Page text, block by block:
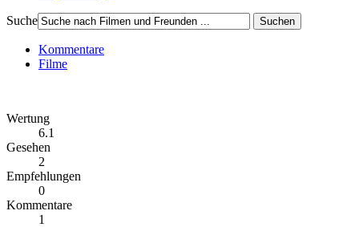
Suche Suchen
Kommentare
Filme
Wertung
6.1
Gesehen
2
Empfehlungen
0
Kommentare
1